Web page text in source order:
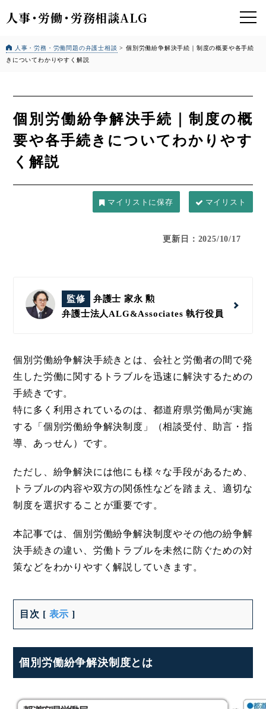
人事・労働・労務相談ALG
人事・労務・労働問題の弁護士相談 >個別労働紛争解決手続｜制度の概要や各手続
きについてわかりやすく解説
個別労働紛争解決手続｜制度の概
要や各手続きについてわかりやす
く解説
マイリスト
更新日：2025/10/17
監修
弁護士 家永 勲
弁護士法人ALG&Associates執行役員
個別労働紛争解決手続きとは、会社と労働者の間で発
生した労働に関するトラブルを迅速に解決するための
手続きです。
特に多く利用されているのは、都道府県労働局が実施
する「個別労働紛争解決制度」（相談受付、助言・指
導、あっせん）です。
ただし、紛争解決には他にも様々な手段があるため、
トラブルの内容や双方の関係性などを踏まえ、適切な
制度を選択することが重要です。
本記事では、個別労働紛争解決制度やその他の紛争解
決手続きの違い、労働トラブルを未然に防ぐための対
策などをわかりやすく解説していきます。
目次 [ 表示 ]
個別労働紛争解決制度とは